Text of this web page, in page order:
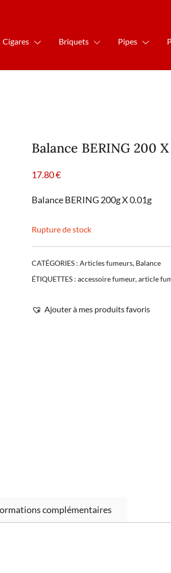
Cigares Briquets Pipes
Balance BERING 200
17.80€
Balance BERING 200g X 0.01g
Rupture de stock
CATÉGORIES : Articles fumeurs, Balance
ÉTIQUETTES : accessoire fumeur,article
Ajouter à mes produits favoris
complémentaires